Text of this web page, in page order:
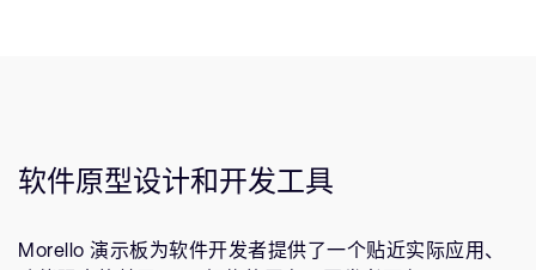
软件原型设计和开发工具
Morello 演示板为软件开发者提供了一个贴近实际应用、